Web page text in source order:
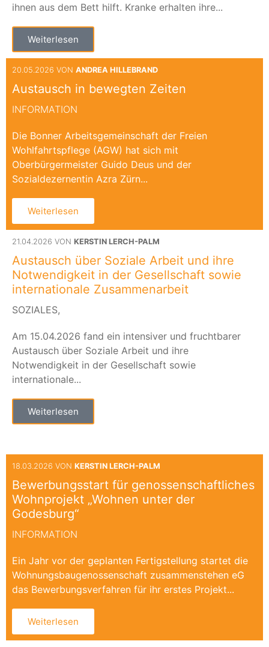
ihnen aus dem Bett hilft. Kranke erhalten ihre...
Weiterlesen
20.05.2026 VON ANDREA HILLEBRAND
Austausch in bewegten Zeiten
INFORMATION
Die Bonner Arbeitsgemeinschaft der Freien
Wohlfahrtspflege (AGW) hat sich mit
Oberbürgermeister Guido Deus und der
Sozialdezernentin Azra Zürn...
Weiterlesen
21.04.2026 VON KERSTIN LERCH-PALM
Austausch über Soziale Arbeit und ihre
Notwendigkeit in der Gesellschaft sowie
internationale Zusammenarbeit
SOZIALES,
Am 15.04.2026 fand ein intensiver und fruchtbarer
Austausch über Soziale Arbeit und ihre
Notwendigkeit in der Gesellschaft sowie
internationale...
Weiterlesen
18.03.2026 VON KERSTIN LERCH-PALM
Bewerbungsstart für genossenschaftliches
Wohnprojekt „Wohnen unter der
Godesburg“
INFORMATION
Ein Jahr vor der geplanten Fertigstellung startet die
Wohnungsbaugenossenschaft zusammenstehen eG
das Bewerbungsverfahren für ihr erstes Projekt...
Weiterlesen